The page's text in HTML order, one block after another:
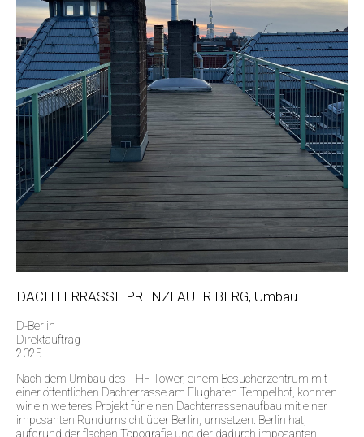
DACHTERRASSE PRENZLAUER BERG, Umbau
D-Berlin
Direktauftrag
2025
Nach dem Umbau des THF Tower, einem Besucherzentrum mit
einer öffentlichen Dachterrasse am Flughafen Tempelhof, konnten
wir ein weiteres Projekt für einen Dachterrassenaufbau mit einer
imposanten Rundumsicht über Berlin, umsetzen. Berlin hat,
aufgrund der flachen Topografie und der dadurch imposanten